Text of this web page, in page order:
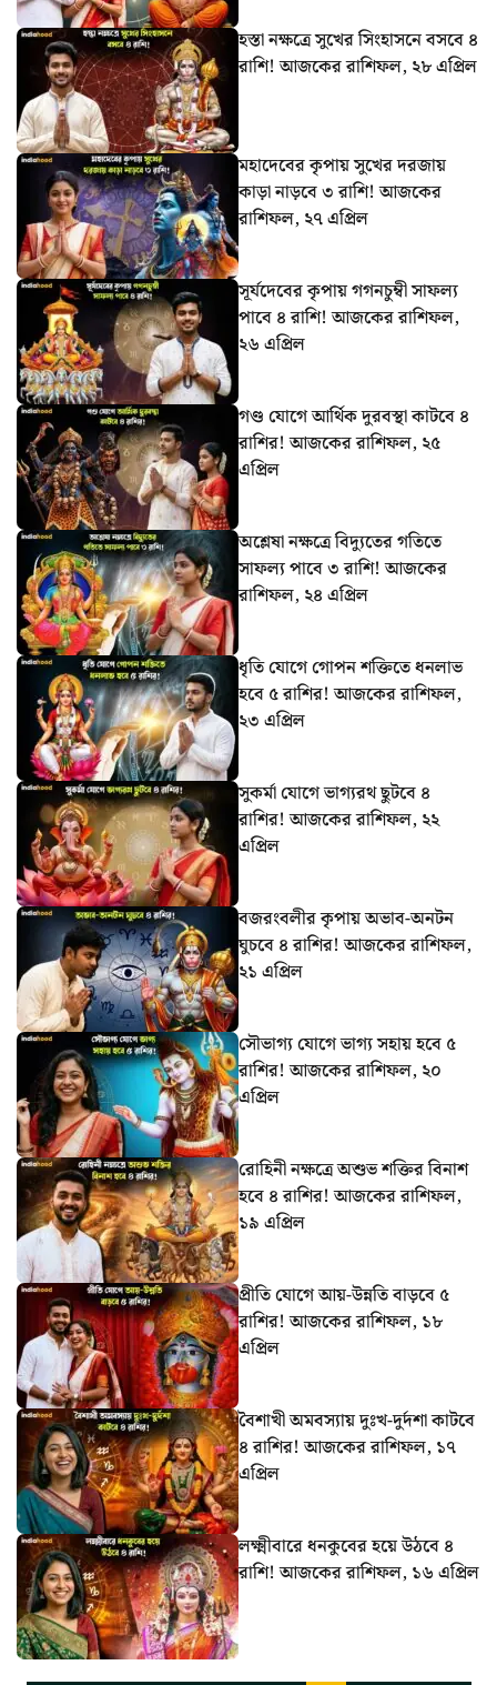
হস্তা নক্ষত্রে সুখের সিংহাসনে বসবে ৪
রাশি! আজকের রাশিফল, ২৮ এপ্রিল
মহাদেবের কৃপায় সুখের দরজায়
কাড়া নাড়বে ৩ রাশি! আজকের
রাশিফল, ২৭ এপ্রিল
সূর্যদেবের কৃপায় গগনচুম্বী সাফল্য
পাবে ৪ রাশি! আজকের রাশিফল,
২৬ এপ্রিল
গণ্ড যোগে আর্থিক দুরবস্থা কাটবে ৪
রাশির! আজকের রাশিফল, ২৫
এপ্রিল
অশ্লেষা নক্ষত্রে বিদ্যুতের গতিতে
সাফল্য পাবে ৩ রাশি! আজকের
রাশিফল, ২৪ এপ্রিল
ধৃতি যোগে গোপন শক্তিতে ধনলাভ
হবে ৫ রাশির! আজকের রাশিফল,
২৩ এপ্রিল
সুকর্মা যোগে ভাগ্যরথ ছুটবে ৪
রাশির! আজকের রাশিফল, ২২
এপ্রিল
বজরংবলীর কৃপায় অভাব-অনটন
ঘুচবে ৪ রাশির! আজকের রাশিফল,
২১ এপ্রিল
সৌভাগ্য যোগে ভাগ্য সহায় হবে ৫
রাশির! আজকের রাশিফল, ২০
এপ্রিল
রোহিনী নক্ষত্রে অশুভ শক্তির বিনাশ
হবে ৪ রাশির! আজকের রাশিফল,
১৯ এপ্রিল
প্রীতি যোগে আয়-উন্নতি বাড়বে ৫
রাশির! আজকের রাশিফল, ১৮
এপ্রিল
বৈশাখী অমবস্যায় দুঃখ-দুর্দশা কাটবে
৪ রাশির! আজকের রাশিফল, ১৭
এপ্রিল
লক্ষ্মীবারে ধনকুবের হয়ে উঠবে ৪
রাশি! আজকের রাশিফল, ১৬ এপ্রিল